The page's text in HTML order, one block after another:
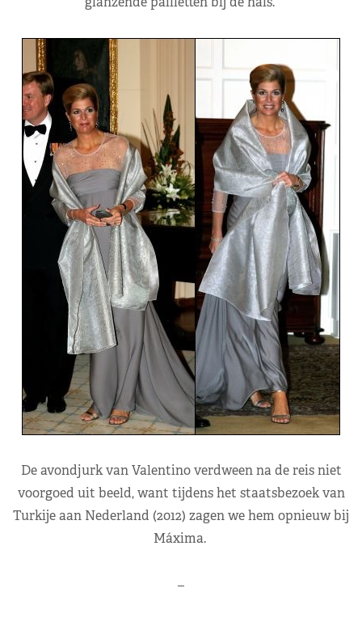
De avondjurk van Valentino verdween na de reis niet
voorgoed uit beeld, want tijdens het staatsbezoek van
Turkije aan Nederland (2012) zagen we hem opnieuw bij
Máxima.
–